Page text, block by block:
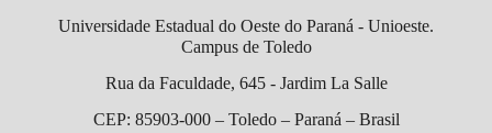
Universidade Estadual do Oeste do Paraná - Unioeste.
Campus de Toledo
Rua da Faculdade, 645 - Jardim La Salle
CEP: 85903-000 – Toledo – Paraná – Brasil